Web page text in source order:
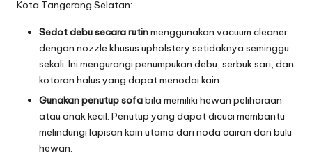
Kota Tangerang Selatan:
Sedot debu secara rutinmenggunakan vacuum cleaner
dengan nozzle khusus upholstery setidaknya seminggu
sekali. Ini mengurangi penumpukan debu, serbuk sari, dan
kotoran halus yang dapat menodai kain.
Gunakan penutup sofabila memiliki hewan peliharaan
atau anak kecil. Penutup yang dapat dicuci membantu
melindungi lapisan kain utama dari noda cairan dan bulu
hewan.